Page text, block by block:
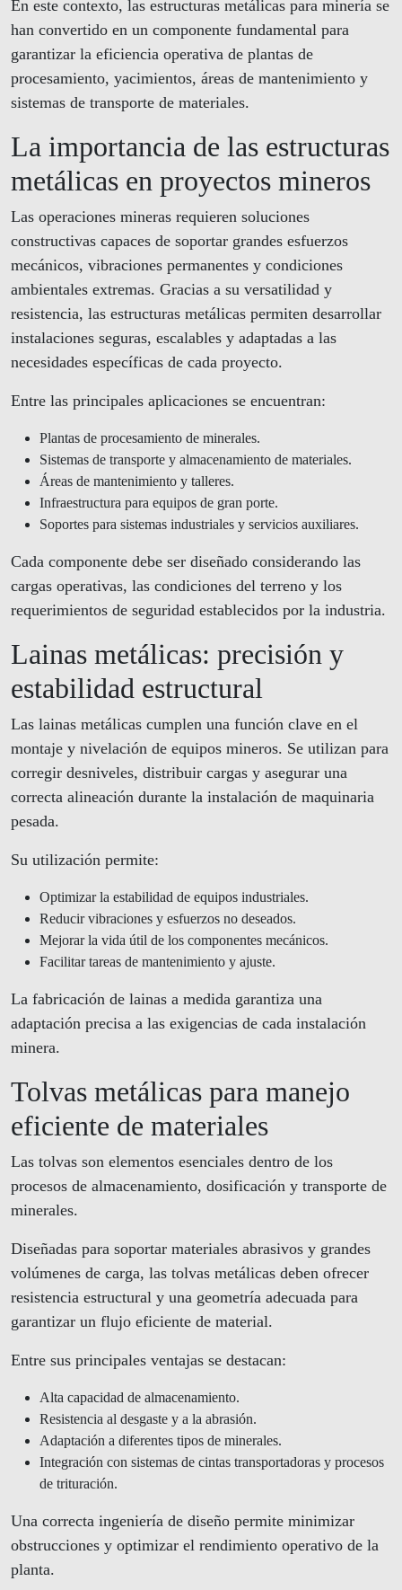
En este contexto, las estructuras metálicas para minería se
han convertido en un componente fundamental para
garantizar la eficiencia operativa de plantas de
procesamiento, yacimientos, áreas de mantenimiento y
sistemas de transporte de materiales.
La importancia de las estructuras
metálicas en proyectos mineros
Las operaciones mineras requieren soluciones
constructivas capaces de soportar grandes esfuerzos
mecánicos, vibraciones permanentes y condiciones
ambientales extremas. Gracias a su versatilidad y
resistencia, las estructuras metálicas permiten desarrollar
instalaciones seguras, escalables y adaptadas a las
necesidades específicas de cada proyecto.
Entre las principales aplicaciones se encuentran:
Plantas de procesamiento de minerales.
Sistemas de transporte y almacenamiento de materiales.
Áreas de mantenimiento y talleres.
Infraestructura para equipos de gran porte.
Soportes para sistemas industriales y servicios auxiliares.
Cada componente debe ser diseñado considerando las
cargas operativas, las condiciones del terreno y los
requerimientos de seguridad establecidos por la industria.
Lainas metálicas: precisión y
estabilidad estructural
Las lainas metálicas cumplen una función clave en el
montaje y nivelación de equipos mineros. Se utilizan para
corregir desniveles, distribuir cargas y asegurar una
correcta alineación durante la instalación de maquinaria
pesada.
Su utilización permite:
Optimizar la estabilidad de equipos industriales.
Reducir vibraciones y esfuerzos no deseados.
Mejorar la vida útil de los componentes mecánicos.
Facilitar tareas de mantenimiento y ajuste.
La fabricación de lainas a medida garantiza una
adaptación precisa a las exigencias de cada instalación
minera.
Tolvas metálicas para manejo
eficiente de materiales
Las tolvas son elementos esenciales dentro de los
procesos de almacenamiento, dosificación y transporte de
minerales.
Diseñadas para soportar materiales abrasivos y grandes
volúmenes de carga, las tolvas metálicas deben ofrecer
resistencia estructural y una geometría adecuada para
garantizar un flujo eficiente de material.
Entre sus principales ventajas se destacan:
Alta capacidad de almacenamiento.
Resistencia al desgaste y a la abrasión.
Adaptación a diferentes tipos de minerales.
Integración con sistemas de cintas transportadoras y procesos
de trituración.
Una correcta ingeniería de diseño permite minimizar
obstrucciones y optimizar el rendimiento operativo de la
planta.